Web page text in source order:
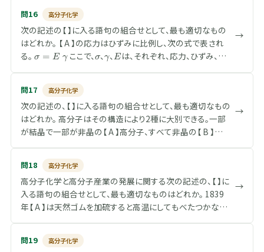
重合する【 C 】と環状モノマーが開環して重合する【 D 】があ
る。【 B 】には【 E 】や重付加がある。【 A 】では反応率の低い
段階から高分子量の化合物が得られるのに対し、【 B 】で
は、反応率が高くなってはじめて高分子量のポリマーが生
成する。
問16 高分子化学
次の記述の【 】に入る語句の組合せとして、最も適切なもの
はどれか。 【 A 】の応力はひずみに比例し、次の式で表され
る。 \
i
g
a
=
E
p
a
c
e
\
g
m
σ = E γここで、\
i
a
σ、\
a
a
γ、E
Eは、それぞれ、応力、ひずみ、弾
性定数である。また、【 B 】の応力はひずみの時間数分（速
度）に比例し、ニュートンの法則と呼ばれる次の式で表され
る。 \
s
i
g
m
a
=
e
t
a
p
= η γ
˙ここで、
e
t
a
d
o
t
{
\
m
m
a
微分である。 両者の中間的な性質を持っているものを【 C 】
といい、高分子の多くはこれにあたる。高分子に一定ひずみ
を加えると、その応力は徐々に減少し、これを【 D 】という。逆
に一定応力を高分子に加えるとそのひずみは徐々に増大
し、この現象を【 E 】という。
→
問17 高分子化学
次の記述の、【 】に入る語句の組合せとして、最も適切なもの
はどれか。 高分子はその構造により2種に大別できる。一部
が結晶で一部が非晶の【 A 】高分子、すべて非晶の【 B 】高
分子である。非晶部は低温では【 C 】状態、高温では【 D 】状
態であり、【 C 】状態から【 D 】状態への転移を【 E 】という。【
D 】状態は運動性が高く、高分子鎖は、分子振動以外に【 F 】
を行っている。
→
問18 高分子化学
高分子化学と高分子産業の発展に関する次の記述の、【 】に
入る語句の組合せとして、最も適切なものはどれか。 1839
年【 A 】は天然ゴムを加硫すると高温にしてもべたつかない
高弾性の物質になることを見出し、後にダンロップの空気入
りタイヤの発明につながった。1868年ハイアット兄弟はセル
ロイドを発明し。1905年【 B 】は、ベークライトを発明し、今
→
問19 高分子化学